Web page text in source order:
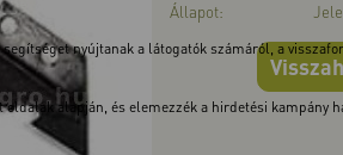
nyújtanak a látogatók számáról, a
alapján, és elemezzék a hirdetési kampány
Állapot: